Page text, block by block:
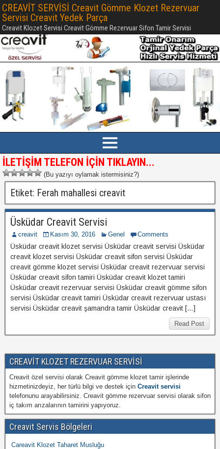
CREAVİT SERVİSİ Creavit Gömme Klozet Rezervuar
Servisi Creavit Yedek Parça
Creavit Klozet Servisi Creavit Gömme Rezervuar Sifon Tamir Servisi
İLETİŞİM TELEFON İÇİN TIKLAYIN...
(Bu yazıyı oylamak istermisiniz?)
Etiket: Ferah mahallesi creavit
Üsküdar Creavit Servisi
creavit Kasım 30, 2016 Genel Comments
Üsküdar creavit klozet servisi Üsküdar creavit servisi Üsküdar
creavit klozet servisi Üsküdar creavit sifon servisi Üsküdar
creavit gömme klozet servisi Üsküdar creavit rezervuar servisi
Üsküdar creavit sifon tamiri Üsküdar creavit klozet tamiri
Üsküdar creavit rezervuar servisi Üsküdar creavit gömme sifon
servisi Üsküdar creavit tamiri Üsküdar creavit rezervuar ustası
servisi Üsküdar creavit şamandra tamir Üsküdar creavit […]
Read Post
CREAVİT KLOZET REZERVUAR SERVİSİ
Creavit özel servisi olarak Creavit gömme klozet tamir işlerinde
hizmetinizdeyiz, her türlü bilgi ve destek için Creavit servisi
telefonunu arayabilirsiniz. Creavit gömme rezervuar servisi olarak sifon
iç takım arızalarının tamirini yapıyoruz.
Creavit Servis Bölgeleri
Careavit Klozet Taharet Musluğu